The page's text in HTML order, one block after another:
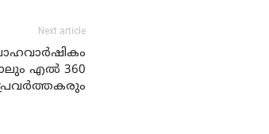
Next article
എല്‍ 360